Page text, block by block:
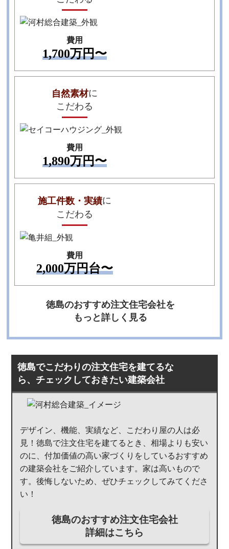
費用
1,700万円〜
自然素材に
こだわる
費用
1,890万円〜
施工件数・実績に
こだわる
費用
2,000万円台〜
徳島のおすすめ注文住宅会社を
もっと詳しく見る
徳島でこだわりの注文住宅を建てるな
ら、チェックしておきたい建築会社
デザイン、機能、実績など、こだわり屋の人は必
見！徳島で注文住宅を建てるとき、相場よりも安い
のに、付加価値の高い家づくりをしているおすすめ
の建築会社をご紹介しています。家は高いもので
す。後悔しないため、ぜひチェックしてみてくださ
い！
徳島のおすすめ注文住宅会社
詳細はこちら